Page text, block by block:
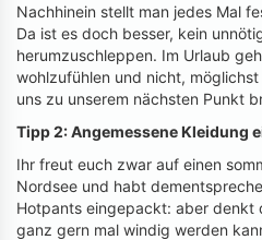
Nachhinein stellt man jedes Mal
Da ist es doch besser, kein
herumzuschleppen. Im Urlaub
wohlzufühlen und nicht,
uns zu unserem nächsten Punkt
Tipp 2: Angemessene Kleidung
Ihr freut euch zwar auf einen
Nordsee und habt
Hotpants eingepackt: aber denkt
ganz gern mal windig werden